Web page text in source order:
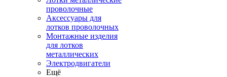
проволочные
Аксессуары для
лотков проволочных
Монтажные изделия
для лотков
металлических
Электродвигатели
Ещё